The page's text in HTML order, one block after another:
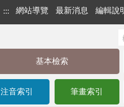
::: 網站導覽 最新消息 編輯說
基本檢索
注音索引 筆畫索引